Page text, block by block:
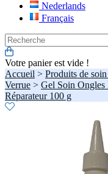
Nederlands
Français
Votre panier est vide !
Accueil > Produits de soin
Verrue > Gel Soin
Réparateur 100 g